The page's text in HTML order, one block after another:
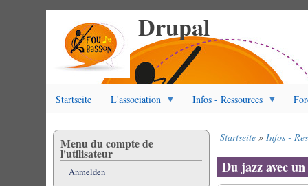
Drupal
Startseite L'association Infos - Ressources
Startseite Infos -
Du jazz avec
Menu du compte de
l'utilisateur
Anmelden